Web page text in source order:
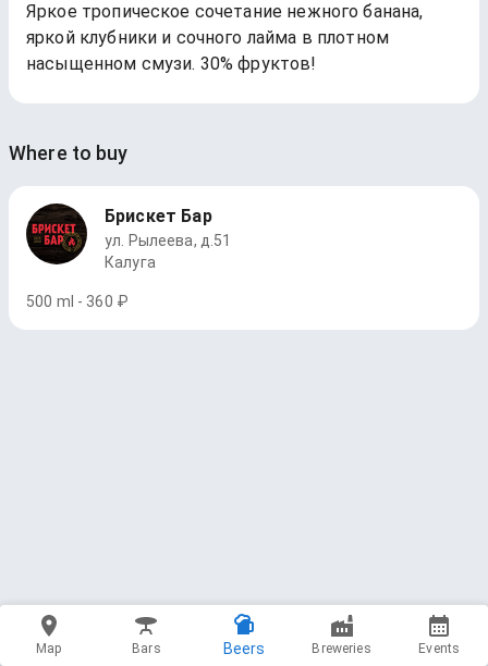
Яркое тропическое сочетание нежного банана,
яркой клубники и сочного лайма в плотном
насыщенном смузи. 30% фруктов!
Where to buy
Брискет Бар
ул. Рылеева, д.51
Калуга
500 ml - 360 ₽
Map Bars Beers Breweries Events